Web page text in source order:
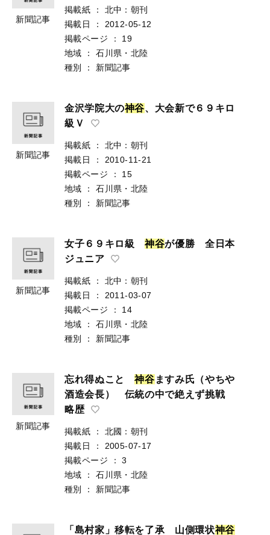
新聞記事
掲載紙 ：
北中：朝刊
掲載日
：
2012-05-12
掲載ページ
：
19
地域
：
石川県・北陸
種別
： 新聞記事
新聞記事
金沢学院大の神谷、大会新で６９キロ
級Ｖ
掲載紙 ：
北中：朝刊
掲載日
：
2010-11-21
掲載ページ
：
15
地域
：
石川県・北陸
種別
： 新聞記事
新聞記事
女子６９キロ級神谷が優勝 全日本
ジュニア
掲載紙 ：
北中：朝刊
掲載日
：
2011-03-07
掲載ページ
：
14
地域
：
石川県・北陸
種別
： 新聞記事
新聞記事
忘れ得ぬこと神谷 ますみ氏（やちや
酒造会長） 伝統の中で絶えず挑戦
略歴
掲載紙 ：
北國：朝刊
掲載日
：
2005-07-17
掲載ページ
：
3
地域
：
石川県・北陸
種別
： 新聞記事
「島村家」移転を了承 山側環状神谷